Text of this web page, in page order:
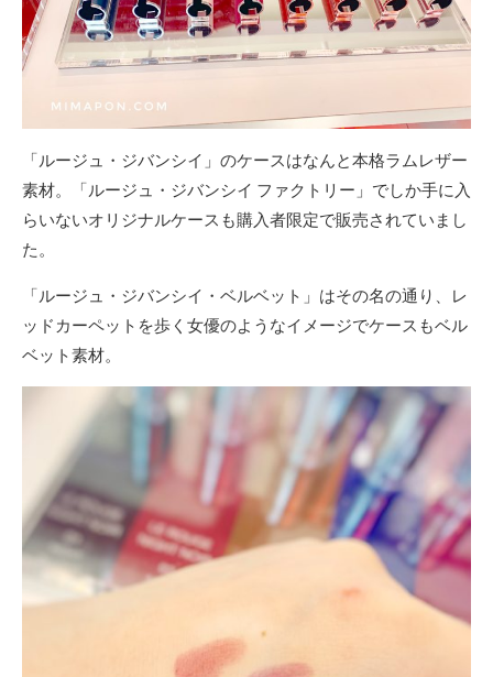
「ルージュ・ジバンシイ」のケースはなんと本格ラムレザー
素材。「ルージュ・ジバンシイ ファクトリー」でしか手に入
らいないオリジナルケースも購入者限定で販売されていまし
た。
「ルージュ・ジバンシイ・ベルベット」はその名の通り、レ
ッドカーペットを歩く女優のようなイメージでケースもベル
ベット素材。